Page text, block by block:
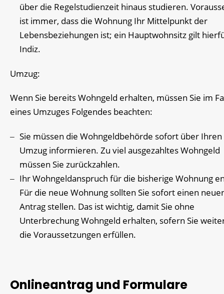
über die Regelstudienzeit hinaus studieren.
ist immer, dass die Wohnung Ihr Mittelpunkt der
Lebensbeziehungen ist; ein Hauptwohnsitz gilt
Indiz.
Umzug:
Wenn Sie bereits Wohngeld erhalten, müssen Sie im
eines Umzuges Folgendes beachten:
Sie müssen die Wohngeldbehörde sofort über Ihren
Umzug informieren. Zu viel ausgezahltes Wohngeld
müssen Sie zurückzahlen.
Ihr Wohngeldanspruch für die bisherige Wohnung
Für die neue Wohnung sollten Sie sofort einen
Antrag stellen. Das ist wichtig, damit Sie ohne
Unterbrechung Wohngeld erhalten, sofern Sie
die Voraussetzungen erfüllen.
Onlineantrag und Formulare